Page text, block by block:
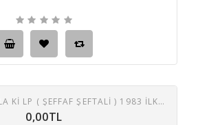
ERKIN KORAY - ILLA KI LP ( ŞEFFAF ŞEFTALI ) 1983 ILK BASKI (E)
0,00TL